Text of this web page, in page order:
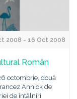
2008 - 16 Oct 2008
Român
octombrie, două
Annick de
de întâlniri